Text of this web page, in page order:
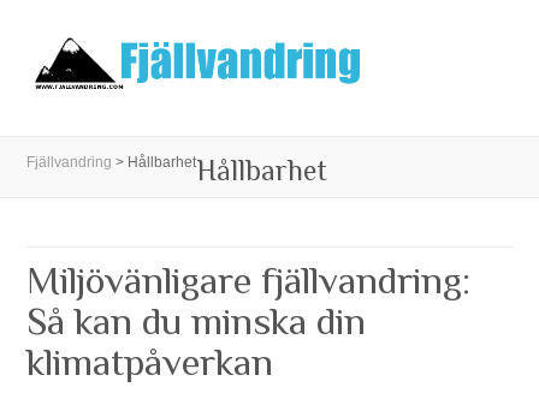
Fjällvandring > HållbarhetHållbarhet
Miljövänligare fjällvandring:
Så kan du minska din
klimatpåverkan